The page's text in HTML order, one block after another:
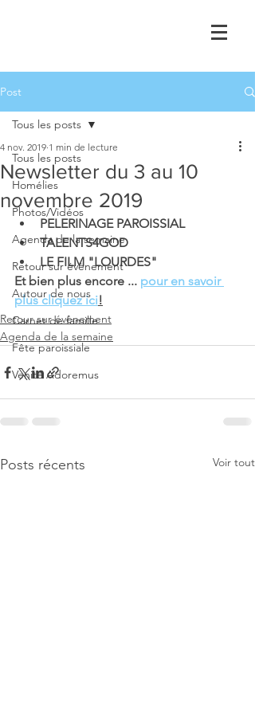
Post
Tous les posts
Homélies
Photos/Vidéos
Agenda de la semaine
Retour sur évènement
Autour de nous
Carnet de famille
Fête paroissiale
Venite Adoremus
Tous les posts
Newsletter du 3 au 10
novembre 2019
4 nov. 2019 1 min de lecture
PELERINAGE PAROISSIAL
TALENTS4GOD
LE FILM "LOURDES"
Et bien plus encore ... pour en savoir
plus cliquez ici!
Retour sur évènement
Agenda de la semaine
Posts récents Voir tout